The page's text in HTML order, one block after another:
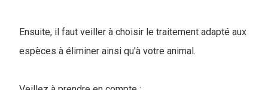
Ensuite, il faut veiller à choisir le traitement adapté aux
espèces à éliminer ainsi qu'à votre animal.